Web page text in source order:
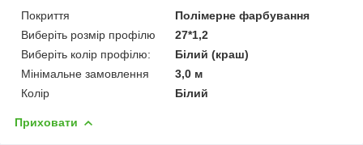
Покриття
Полімерне фарбування
Виберіть розмір профілю
27*1,2
Виберіть колір профілю:
Білий (краш)
Мінімальне замовлення
3,0 м
Колір
Білий
Приховати